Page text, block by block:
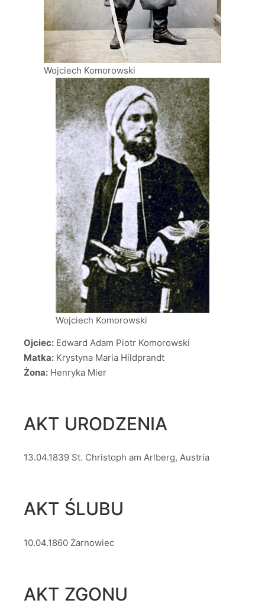
Wojciech Komorowski
Wojciech Komorowski
Ojciec: Edward Adam Piotr Komorowski
Matka: Krystyna Maria Hildprandt
Żona: Henryka Mier
AKT URODZENIA
13.04.1839 St. Christoph am Arlberg, Austria
AKT ŚLUBU
10.04.1860 Żarnowiec
AKT ZGONU